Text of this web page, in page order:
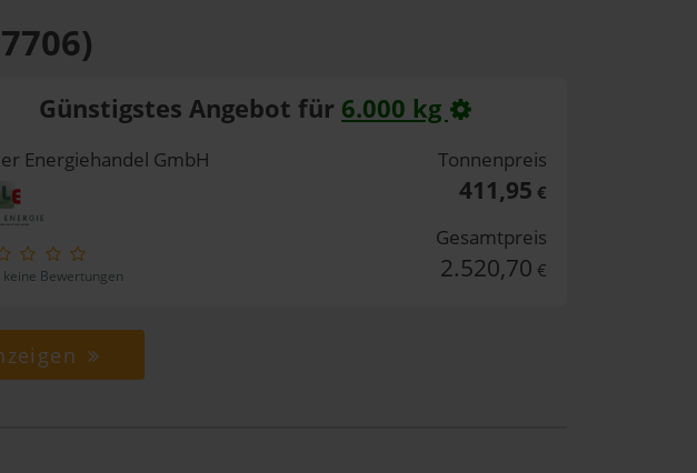
Günstigstes Angebot für 6.000 kg
Energiehandel GmbH
keine Bewertungen
Tonnenpreis
411,95 €
Gesamtpreis
2.520,70 €